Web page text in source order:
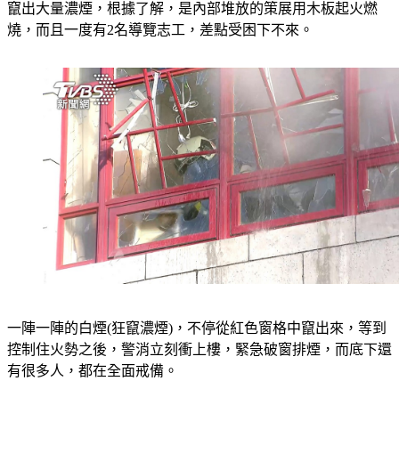
竄出大量濃煙，根據了解，是內部堆放的策展用木板起火燃
燒，而且一度有2名導覽志工，差點受困下不來。
一陣一陣的白煙(狂竄濃煙)，不停從紅色窗格中竄出來，等到
控制住火勢之後，警消立刻衝上樓，緊急破窗排煙，而底下還
有很多人，都在全面戒備。